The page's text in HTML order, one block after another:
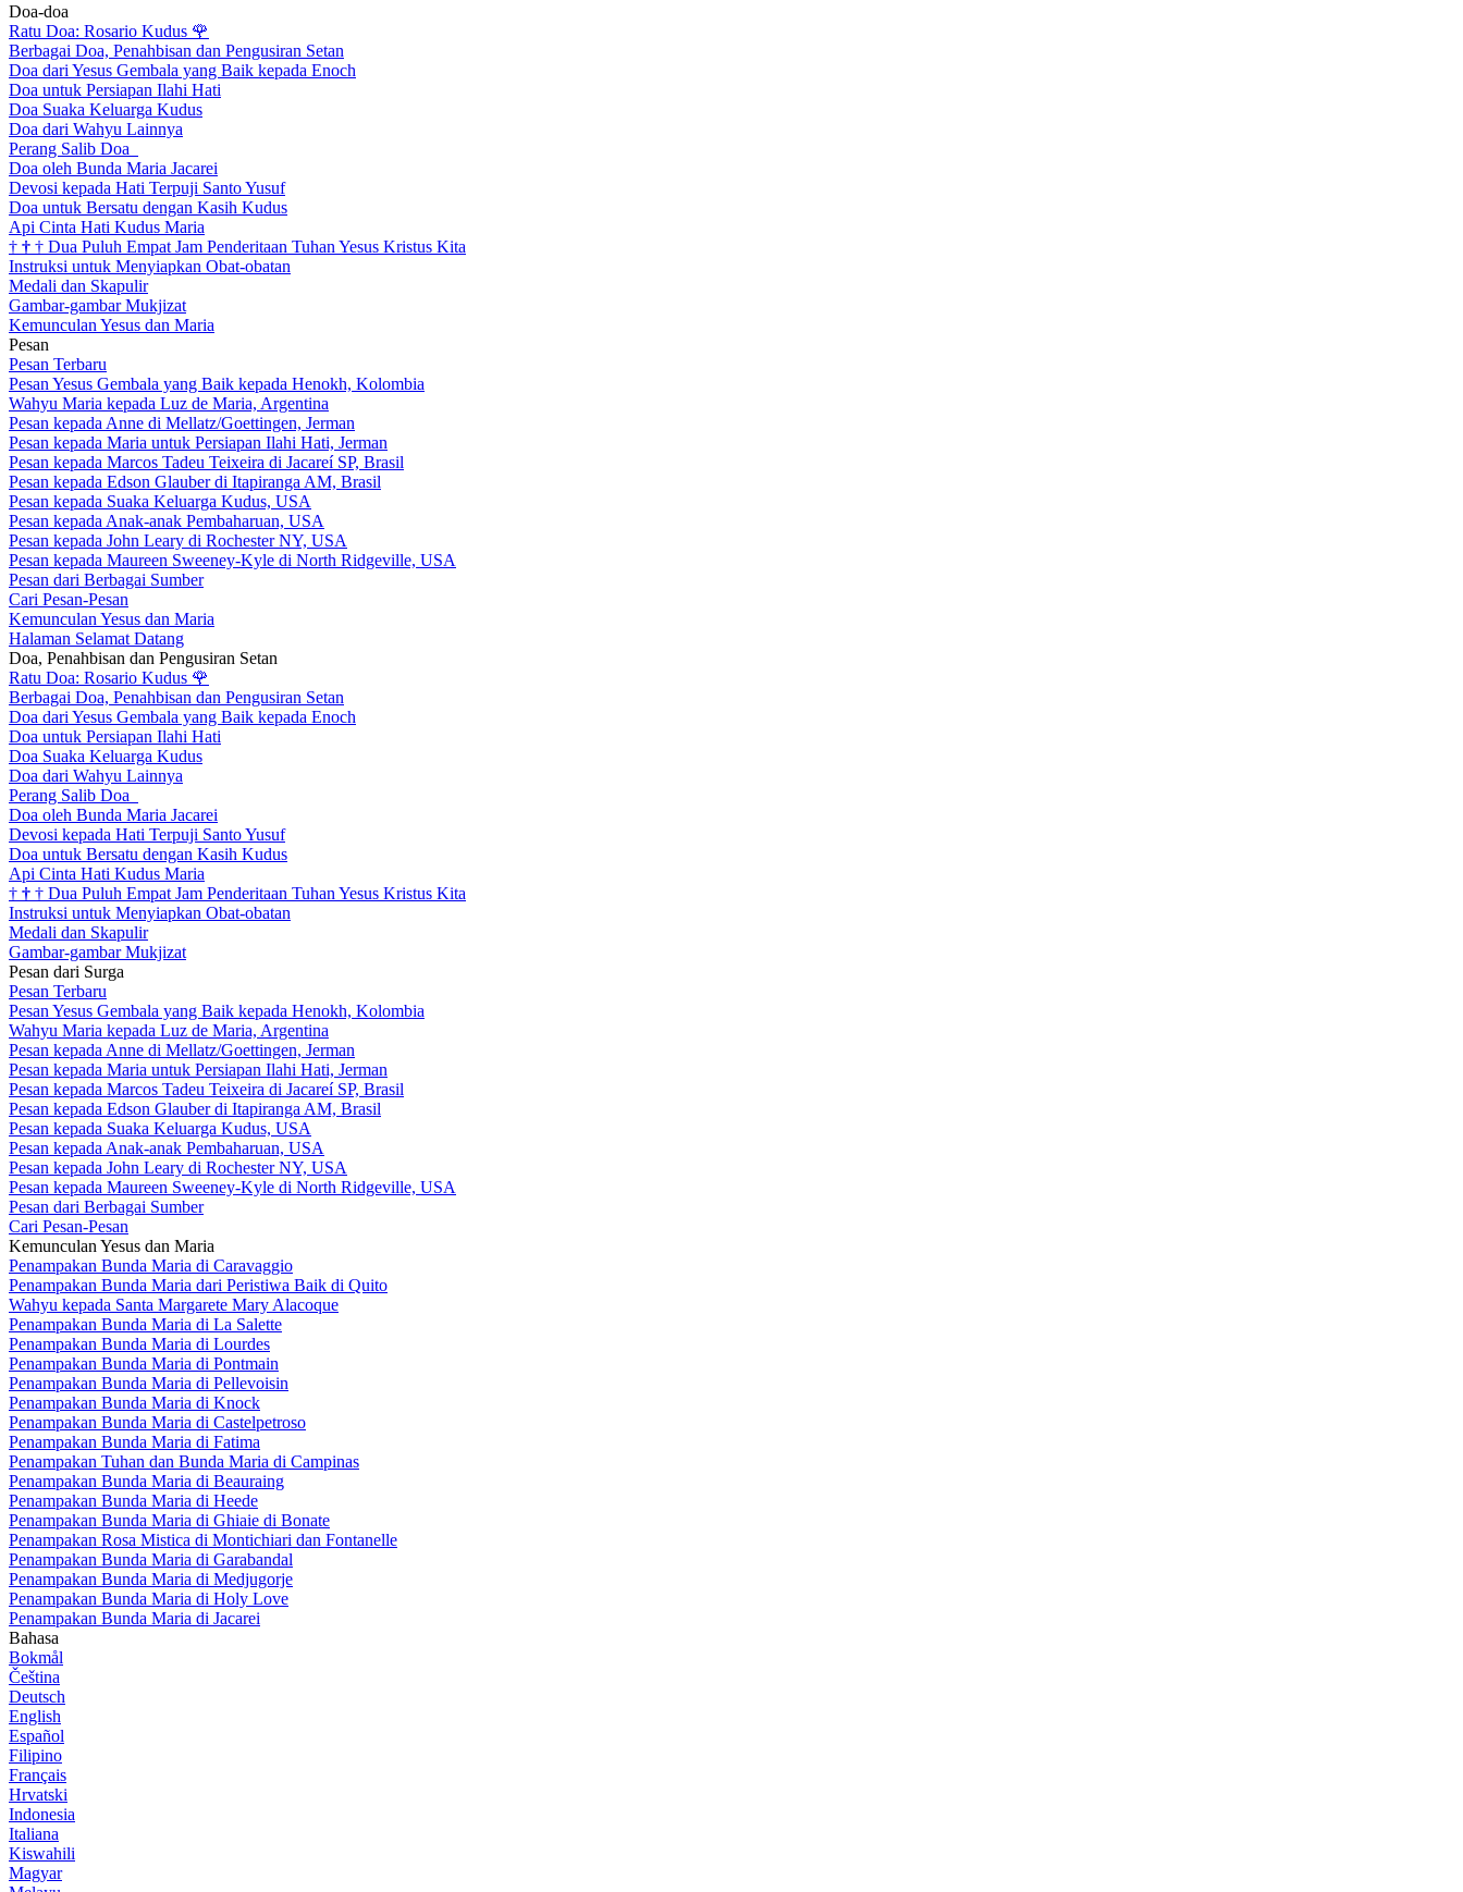
Doa-doa
Ratu Doa: Rosario Kudus 🌹
Berbagai Doa, Penahbisan dan Pengusiran Setan
Doa dari Yesus Gembala yang Baik kepada Enoch
Doa untuk Persiapan Ilahi Hati
Doa Suaka Keluarga Kudus
Doa dari Wahyu Lainnya
Perang Salib Doa
Doa oleh Bunda Maria Jacarei
Devosi kepada Hati Terpuji Santo Yusuf
Doa untuk Bersatu dengan Kasih Kudus
Api Cinta Hati Kudus Maria
† † † Dua Puluh Empat Jam Penderitaan Tuhan Yesus Kristus Kita
Instruksi untuk Menyiapkan Obat-obatan
Medali dan Skapulir
Gambar-gambar Mukjizat
Kemunculan Yesus dan Maria
Pesan
Pesan Terbaru
Pesan Yesus Gembala yang Baik kepada Henokh, Kolombia
Wahyu Maria kepada Luz de Maria, Argentina
Pesan kepada Anne di Mellatz/Goettingen, Jerman
Pesan kepada Maria untuk Persiapan Ilahi Hati, Jerman
Pesan kepada Marcos Tadeu Teixeira di Jacareí SP, Brasil
Pesan kepada Edson Glauber di Itapiranga AM, Brasil
Pesan kepada Suaka Keluarga Kudus, USA
Pesan kepada Anak-anak Pembaharuan, USA
Pesan kepada John Leary di Rochester NY, USA
Pesan kepada Maureen Sweeney-Kyle di North Ridgeville, USA
Pesan dari Berbagai Sumber
Cari Pesan-Pesan
Kemunculan Yesus dan Maria
Halaman Selamat Datang
Doa, Penahbisan dan Pengusiran Setan
Ratu Doa: Rosario Kudus 🌹
Berbagai Doa, Penahbisan dan Pengusiran Setan
Doa dari Yesus Gembala yang Baik kepada Enoch
Doa untuk Persiapan Ilahi Hati
Doa Suaka Keluarga Kudus
Doa dari Wahyu Lainnya
Perang Salib Doa
Doa oleh Bunda Maria Jacarei
Devosi kepada Hati Terpuji Santo Yusuf
Doa untuk Bersatu dengan Kasih Kudus
Api Cinta Hati Kudus Maria
† † † Dua Puluh Empat Jam Penderitaan Tuhan Yesus Kristus Kita
Instruksi untuk Menyiapkan Obat-obatan
Medali dan Skapulir
Gambar-gambar Mukjizat
Pesan dari Surga
Pesan Terbaru
Pesan Yesus Gembala yang Baik kepada Henokh, Kolombia
Wahyu Maria kepada Luz de Maria, Argentina
Pesan kepada Anne di Mellatz/Goettingen, Jerman
Pesan kepada Maria untuk Persiapan Ilahi Hati, Jerman
Pesan kepada Marcos Tadeu Teixeira di Jacareí SP, Brasil
Pesan kepada Edson Glauber di Itapiranga AM, Brasil
Pesan kepada Suaka Keluarga Kudus, USA
Pesan kepada Anak-anak Pembaharuan, USA
Pesan kepada John Leary di Rochester NY, USA
Pesan kepada Maureen Sweeney-Kyle di North Ridgeville, USA
Pesan dari Berbagai Sumber
Cari Pesan-Pesan
Kemunculan Yesus dan Maria
Penampakan Bunda Maria di Caravaggio
Penampakan Bunda Maria dari Peristiwa Baik di Quito
Wahyu kepada Santa Margarete Mary Alacoque
Penampakan Bunda Maria di La Salette
Penampakan Bunda Maria di Lourdes
Penampakan Bunda Maria di Pontmain
Penampakan Bunda Maria di Pellevoisin
Penampakan Bunda Maria di Knock
Penampakan Bunda Maria di Castelpetroso
Penampakan Bunda Maria di Fatima
Penampakan Tuhan dan Bunda Maria di Campinas
Penampakan Bunda Maria di Beauraing
Penampakan Bunda Maria di Heede
Penampakan Bunda Maria di Ghiaie di Bonate
Penampakan Rosa Mistica di Montichiari dan Fontanelle
Penampakan Bunda Maria di Garabandal
Penampakan Bunda Maria di Medjugorje
Penampakan Bunda Maria di Holy Love
Penampakan Bunda Maria di Jacarei
Bahasa
Bokmål
Čeština
Deutsch
English
Español
Filipino
Français
Hrvatski
Indonesia
Italiana
Kiswahili
Magyar